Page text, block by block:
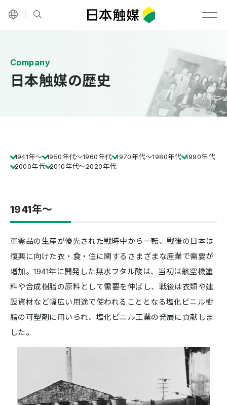
メニ
その他の言語
日本触媒の歴史
1941年〜 1950年代〜1960年代 1970年代〜1980年代 1990年代
2000年代 2010年代〜2020年代
1941年〜
軍需品の生産が優先された戦時中から一転、戦後の日本は
復興に向けた衣・食・住に関するさまざまな産業で需要が
増加。1941年に開発した無水フタル酸は、当初は航空機塗
料や合成樹脂の原料として需要を伸ばし、戦後は衣類や建
設資材など幅広い用途で使われることとなる塩化ビニル樹
脂の可塑剤に用いられ、塩化ビニル工業の発展に貢献しま
した。